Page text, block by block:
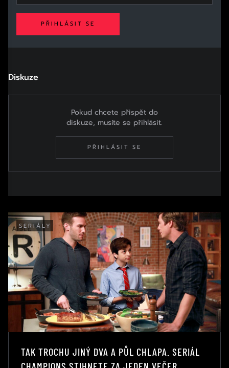
PŘIHLÁSIT SE
Diskuze
Pokud chcete přispět do
diskuze, musíte se přihlásit.
PŘIHLÁSIT SE
SERIÁLY
TAK TROCHU JINÝ DVA A PŮL CHLAPA. SERIÁL